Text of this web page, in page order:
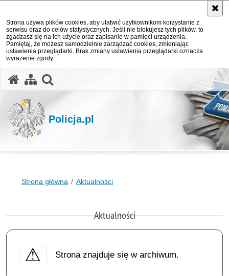
Strona używa plików cookies, aby ułatwić użytkownikom korzystanie z
serwisu oraz do celów statystycznych. Jeśli nie blokujesz tych plików, to
zgadzasz się na ich użycie oraz zapisanie w pamięci urządzenia.
Pamiętaj, że możesz samodzielnie zarządzać cookies, zmieniając
ustawienia przeglądarki. Brak zmiany ustawienia przeglądarki oznacza
wyrażenie zgody.
Policja.pl
Strona główna Aktualności
Aktualności
Strona znajduje się w archiwum.